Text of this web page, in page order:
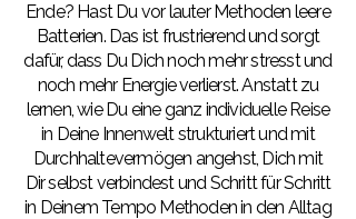
Ende? Hast Du vor lauter Methoden leere
Batterien. Das ist frustrierend und sorgt
dafür, dass Du Dich noch mehr stresst und
noch mehr Energie verlierst. Anstatt zu
lernen, wie Du eine ganz individuelle Reise
in Deine Innenwelt strukturiert und mit
Durchhaltevermögen angehst, Dich mit
Dir selbst verbindest und Schritt für Schritt
in Deinem Tempo Methoden in den Alltag